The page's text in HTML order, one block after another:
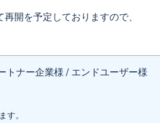
再開を予定しておりますので、
トナー企業様 / エンドユーザー様
す。